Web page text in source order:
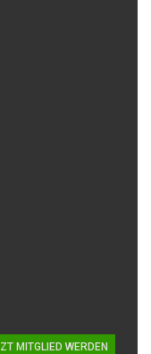
MITGLIED WERDEN